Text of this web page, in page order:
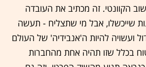
הקוונטי. זה מכתיב את העובדה
שייכשלו, אבל מי שתצליח - תעשה
ועשויה להיות ה'אנבידיה' של העולם
בכלל שזו תהיה אחת מהחברות